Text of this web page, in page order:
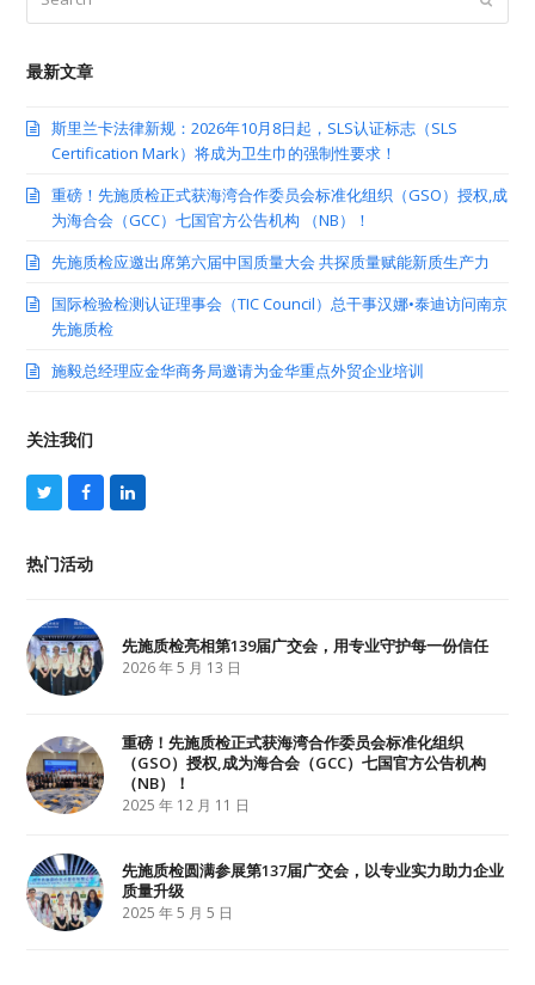
最新文章
斯里兰卡法律新规：2026年10月8日起，SLS认证标志（SLS
Certification Mark）将成为卫生巾的强制性要求！
重磅！先施质检正式获海湾合作委员会标准化组织（GSO）授权,成
为海合会（GCC）七国官方公告机构 （NB）！
先施质检应邀出席第六届中国质量大会 共探质量赋能新质生产力
国际检验检测认证理事会（TIC Council）总干事汉娜•泰迪访问南京
先施质检
施毅总经理应金华商务局邀请为金华重点外贸企业培训
关注我们
T
w
t
t
F
a
b
L
i
热门活动
先施质检亮相第139届广交会，用专业守护每一份信任
2026 年 5 月 13 日
重磅！先施质检正式获海湾合作委员会标准化组织
（GSO）授权,成为海合会（GCC）七国官方公告机构
（NB）！
2025 年 12 月 11 日
先施质检圆满参展第137届广交会，以专业实力助力企业
质量升级
2025 年 5 月 5 日